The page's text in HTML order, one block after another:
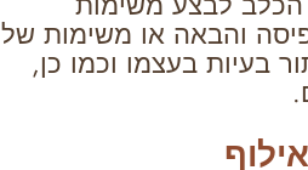
והבאה או משימות של
בעיות בעצמו וכמו כן,